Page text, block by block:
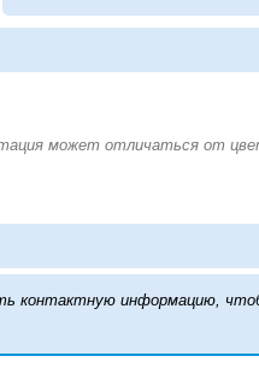
контактную информацию,